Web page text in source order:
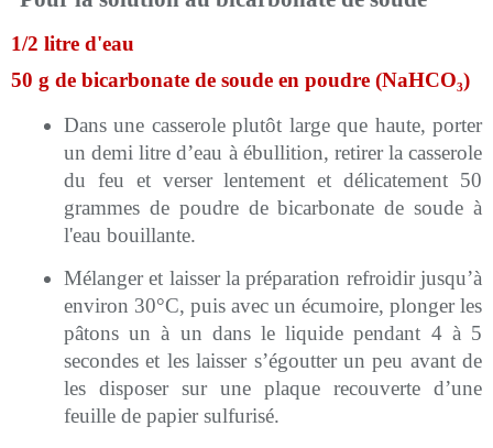
1/2 litre d'eau
50 g de bicarbonate de soude en poudre (NaHCO₃)
Dans une casserole plutôt large que haute, porter
un demi litre d’eau à ébullition, retirer la casserole
du feu et verser lentement et délicatement 50
grammes de poudre de bicarbonate de soude à
l'eau bouillante.
Mélanger et laisser la préparation refroidir jusqu’à
environ 30°C, puis avec un écumoire, plonger les
pâtons un à un dans le liquide pendant 4 à 5
secondes et les laisser s’égoutter un peu avant de
les disposer sur une plaque recouverte d’une
feuille de papier sulfurisé.